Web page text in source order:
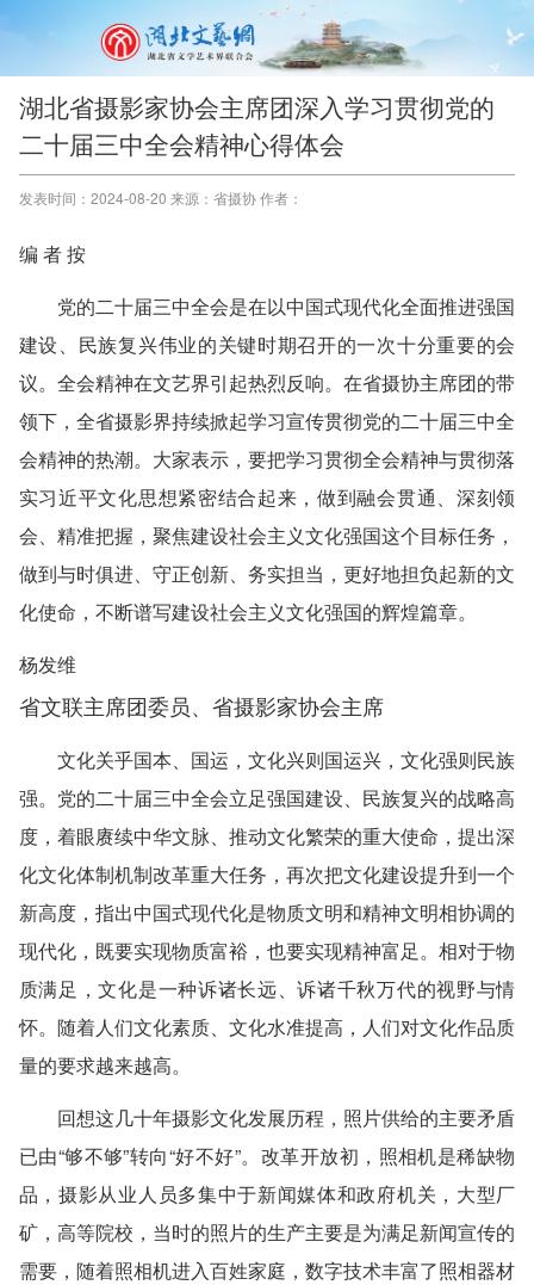
湖北省摄影家协会主席团深入学习贯彻党的
二十届三中全会精神心得体会
发表时间：2024-08-20 来源：省摄协 作者：
编 者 按
党的二十届三中全会是在以中国式现代化全面推进强国
建设、民族复兴伟业的关键时期召开的一次十分重要的会
议。全会精神在文艺界引起热烈反响。在省摄协主席团的带
领下，全省摄影界持续掀起学习宣传贯彻党的二十届三中全
会精神的热潮。大家表示，要把学习贯彻全会精神与贯彻落
实习近平文化思想紧密结合起来，做到融会贯通、深刻领
会、精准把握，聚焦建设社会主义文化强国这个目标任务，
做到与时俱进、守正创新、务实担当，更好地担负起新的文
化使命，不断谱写建设社会主义文化强国的辉煌篇章。
杨发维
省文联主席团委员、省摄影家协会主席
文化关乎国本、国运，文化兴则国运兴，文化强则民族
强。党的二十届三中全会立足强国建设、民族复兴的战略高
度，着眼赓续中华文脉、推动文化繁荣的重大使命，提出深
化文化体制机制改革重大任务，再次把文化建设提升到一个
新高度，指出中国式现代化是物质文明和精神文明相协调的
现代化，既要实现物质富裕，也要实现精神富足。相对于物
质满足，文化是一种诉诸长远、诉诸千秋万代的视野与情
怀。随着人们文化素质、文化水准提高，人们对文化作品质
量的要求越来越高。
回想这几十年摄影文化发展历程，照片供给的主要矛盾
已由“够不够”转向“好不好”。改革开放初，照相机是稀缺物
品，摄影从业人员多集中于新闻媒体和政府机关，大型厂
矿，高等院校，当时的照片的生产主要是为满足新闻宣传的
需要，随着照相机进入百姓家庭，数字技术丰富了照相器材